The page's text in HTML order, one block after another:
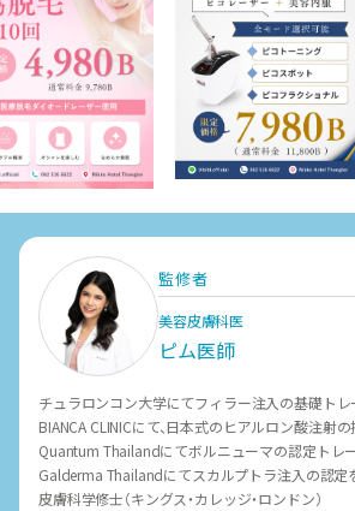
監修者
美容皮膚科医
ピム医師
チュラロンコン大学にてフィラー注入の基礎トレ
BIANCA CLINICにて、日本式のヒアルロン酸注射の
Quantum Thailandにてボルニューマの認定トレ
Galderma Thailandにてスカルプトラ注入の認定
皮膚科学修士（キングス・カレッジ・ロンドン）